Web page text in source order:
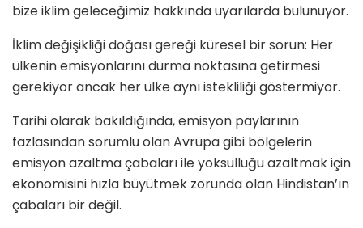
bize iklim geleceğimiz hakkında uyarılarda bulunuyor.
İklim değişikliği doğası gereği küresel bir sorun: Her
ülkenin emisyonlarını durma noktasına getirmesi
gerekiyor ancak her ülke aynı istekliliği göstermiyor.
Tarihi olarak bakıldığında, emisyon paylarının
fazlasından sorumlu olan Avrupa gibi bölgelerin
emisyon azaltma çabaları ile yoksulluğu azaltmak için
ekonomisini hızla büyütmek zorunda olan Hindistan’ın
çabaları bir değil.